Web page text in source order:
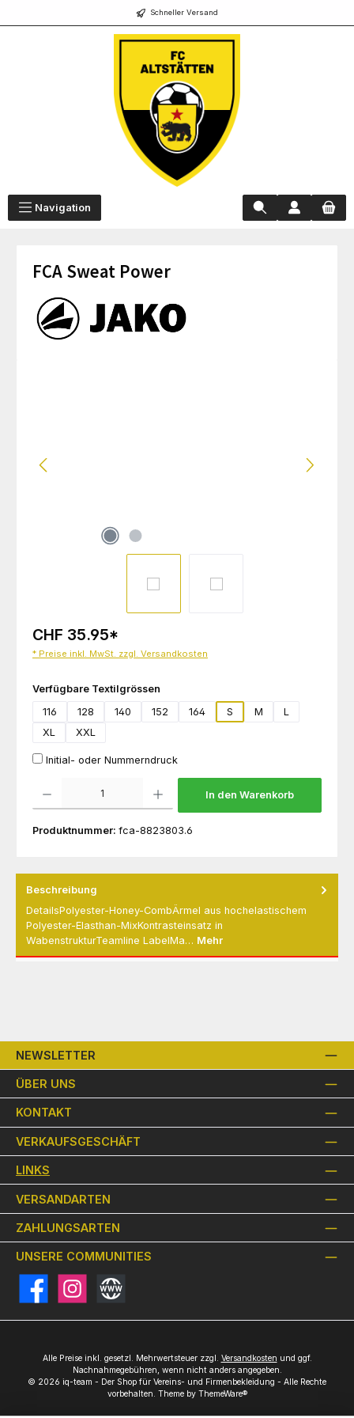
Schneller Versand
Navigation
FCA Sweat Power
CHF 35.95*
* Preise inkl. MwSt. zzgl. Versandkosten
Verfügbare Textilgrössen
116
128 140 152 164 S M
L
XL
XXL
Initial- oder Nummerndruck
In den Warenkorb
Produktnummer: fca-8823803.6
Beschreibung
DetailsPolyester-Honey-CombÄrmel aus hochelastischem
Polyester-Elasthan-MixKontrasteinsatz in
WabenstrukturTeamline LabelMa… Mehr
NEWSLETTER
ÜBER UNS
KONTAKT
VERKAUFSGESCHÄFT
LINKS
VERSANDARTEN
ZAHLUNGSARTEN
UNSERE COMMUNITIES
FacebookInstagramWebsite
Alle Preise inkl. gesetzl. Mehrwertsteuer zzgl. Versandkosten und ggf.
Nachnahmegebühren, wenn nicht anders angegeben.
© 2026 iq-team - Der Shop für Vereins- und Firmenbekleidung - Alle Rechte
vorbehalten. Theme by ThemeWare®